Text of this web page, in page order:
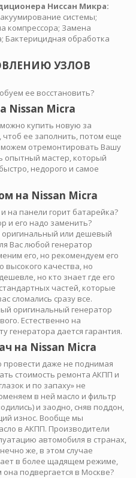
Ниссан Микра:
системы;
компрессора; Замена
Бактерицидная обработка
УЗЛОВ
ее восстановить?
Nissan Micra
купить новую за
чтоб ее заполнить, потом еще
можем отремонтировать Вашу
опытный мастер, который
недорого и самое
на Nissan Micra
на панели горит батарейка?
и его надо заменить?
оригинальный или дешевый
Вас любой генератор
его, но рекомендуем его
высокого качества, но
но кто знает где его
частей, которые
сломались сразу все.
оригинальный генератор
Естественно на
генератора дается гарантия.
на Nissan Micra
даже не поднимая
стоимость ремонта АКПП и
и по запаху» не
в ней масло и фильтр
и заодно, сняв поддон,
износ. Вообще мы
в АКПП. Производители
автомобиля в странах,
же, в этом случае
в более щадящем режиме,
подвергается в Москве?